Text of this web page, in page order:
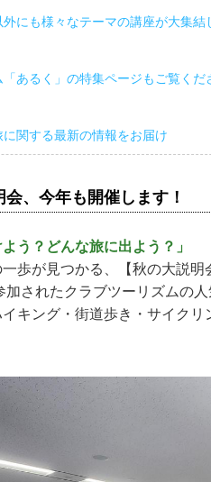
にも様々なテーマの講座が大集結
あるく」の特集ページもご覧くだ
関する最新の情報をお届け
、今年も開催します！
う？どんな旅に出よう？」
歩が見つかる、【秋の大説明
されたクラブツーリズムの人
キング・街道歩き・サイク